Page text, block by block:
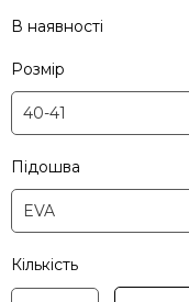
В наявності
Розмір
Підошва
Кількість